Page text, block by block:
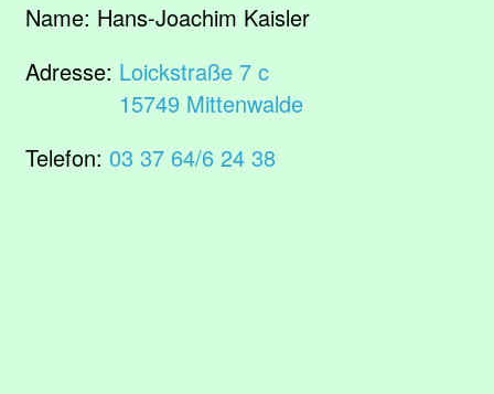
Name: Hans-Joachim Kaisler
Adresse: Loickstraße 7 c
15749 Mittenwalde
Telefon: 03 37 64/6 24 38